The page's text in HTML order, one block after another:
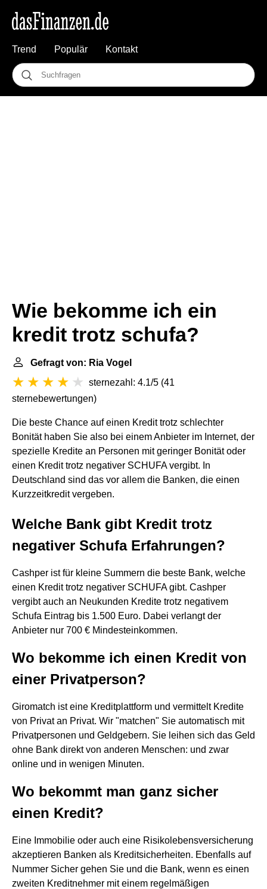
Trend Populär Kontakt
Wie bekomme ich ein
kredit trotz schufa?
Gefragt von: Ria Vogel
sternezahl: 4.1/5 (41
sternebewertungen)
Die beste Chance auf einen Kredit trotz schlechter
Bonität haben Sie also bei einem Anbieter im Internet, der
spezielle Kredite an Personen mit geringer Bonität oder
einen Kredit trotz negativer SCHUFA vergibt. In
Deutschland sind das vor allem die Banken, die einen
Kurzzeitkredit vergeben.
Welche Bank gibt Kredit trotz
negativer Schufa Erfahrungen?
Cashper ist für kleine Summern die beste Bank, welche
einen Kredit trotz negativer SCHUFA gibt. Cashper
vergibt auch an Neukunden Kredite trotz negativem
Schufa Eintrag bis 1.500 Euro. Dabei verlangt der
Anbieter nur 700 € Mindesteinkommen.
Wo bekomme ich einen Kredit von
einer Privatperson?
Giromatch ist eine Kreditplattform und vermittelt Kredite
von Privat an Privat. Wir "matchen" Sie automatisch mit
Privatpersonen und Geldgebern. Sie leihen sich das Geld
ohne Bank direkt von anderen Menschen: und zwar
online und in wenigen Minuten.
Wo bekommt man ganz sicher
einen Kredit?
Eine Immobilie oder auch eine Risikolebensversicherung
akzeptieren Banken als Kreditsicherheiten. Ebenfalls auf
Nummer Sicher gehen Sie und die Bank, wenn es einen
zweiten Kreditnehmer mit einem regelmäßigen